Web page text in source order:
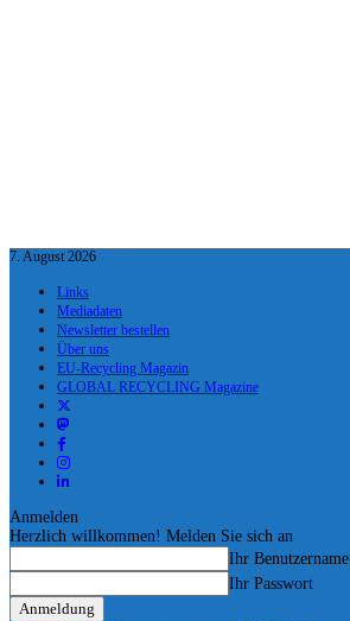
7. August 2026
Links
Mediadaten
Newsletter bestellen
Über uns
EU-Recycling Magazin
GLOBAL RECYCLING Magazine
Anmelden
Herzlich willkommen! Melden Sie sich an
Ihr Benutzername
Ihr Passwort